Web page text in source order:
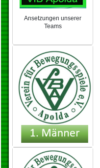
Ansetzungen unserer
Teams